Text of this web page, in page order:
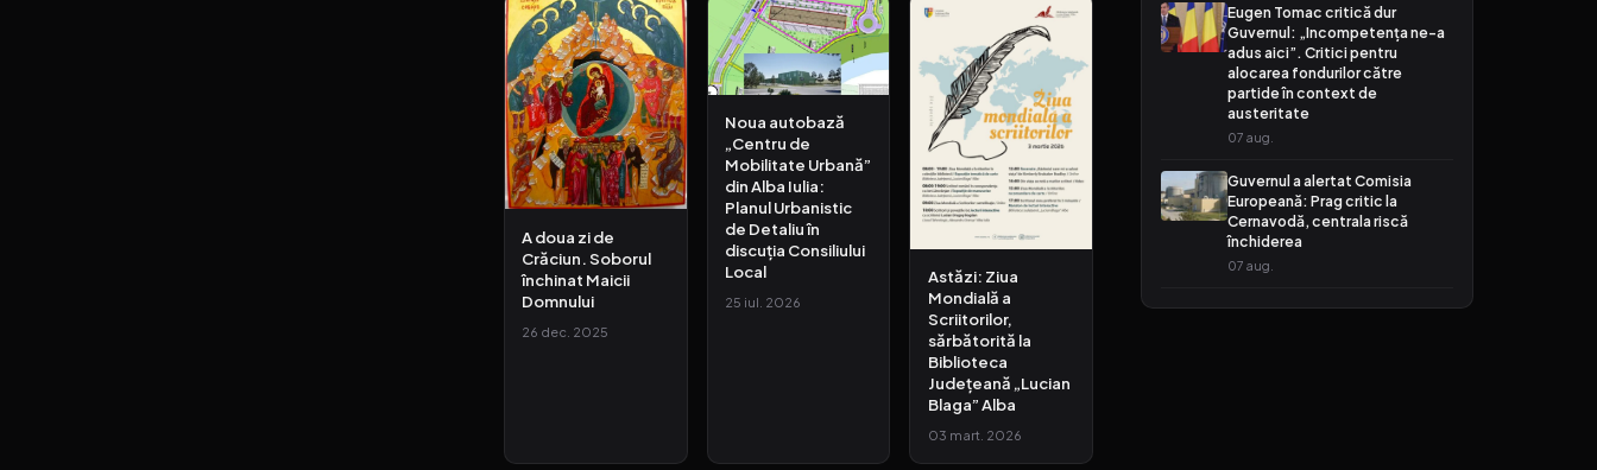
A doua zi de
Crăciun. Soborul
închinat Maicii
Domnului
26 dec. 2025
Noua autobază
„Centru de
Mobilitate Urbană”
din Alba Iulia:
Planul Urbanistic
de Detaliu în
discuția Consiliului
Local
25 iul. 2026
Astăzi: Ziua
Mondială a
Scriitorilor,
sărbătorită la
Biblioteca
Județeană „Lucian
Blaga” Alba
03 mart. 2026
Eugen Tomac critică dur
Guvernul: „Incompetența ne-a
adus aici”. Critici pentru
alocarea fondurilor către
partide în context de
austeritate
07 aug.
Guvernul a alertat Comisia
Europeană: Prag critic la
Cernavodă, centrala riscă
închiderea
07 aug.